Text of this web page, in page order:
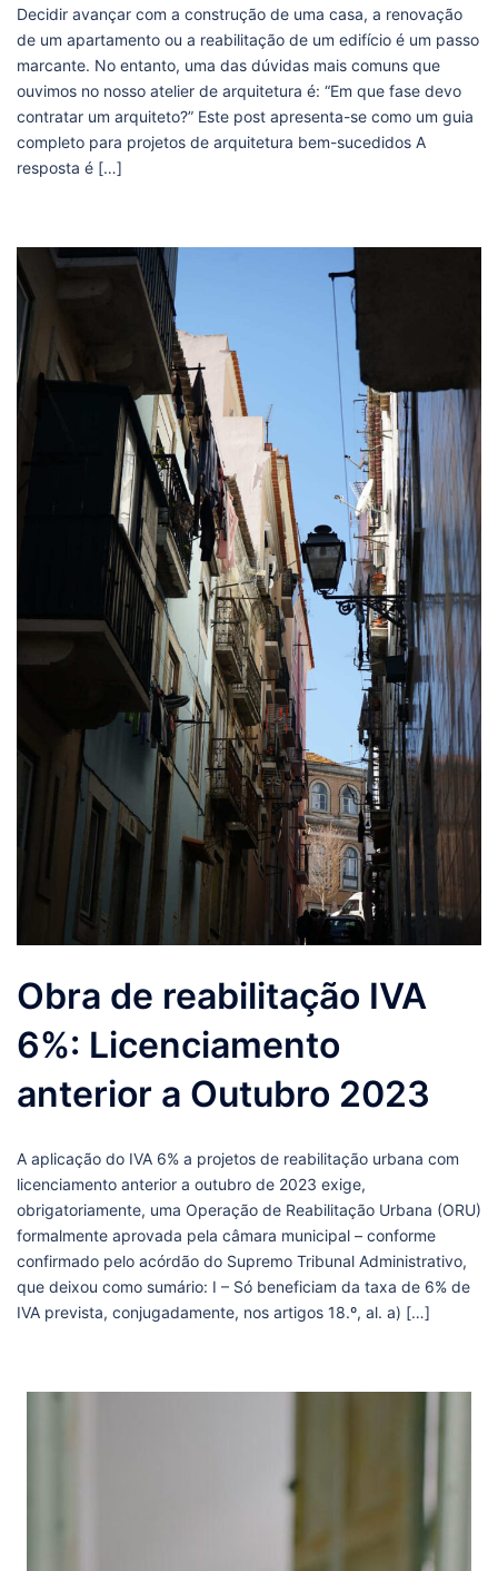
Decidir avançar com a construção de uma casa, a renovação
de um apartamento ou a reabilitação de um edifício é um passo
marcante. No entanto, uma das dúvidas mais comuns que
ouvimos no nosso atelier de arquitetura é: “Em que fase devo
contratar um arquiteto?” Este post apresenta-se como um guia
completo para projetos de arquitetura bem-sucedidos A
resposta é […]
Obra de reabilitação IVA
6%: Licenciamento
anterior a Outubro 2023
A aplicação do IVA 6% a projetos de reabilitação urbana com
licenciamento anterior a outubro de 2023 exige,
obrigatoriamente, uma Operação de Reabilitação Urbana (ORU)
formalmente aprovada pela câmara municipal – conforme
confirmado pelo acórdão do Supremo Tribunal Administrativo,
que deixou como sumário: I – Só beneficiam da taxa de 6% de
IVA prevista, conjugadamente, nos artigos 18.º, al. a) […]